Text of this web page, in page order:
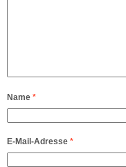
Name *
E-Mail-Adresse *